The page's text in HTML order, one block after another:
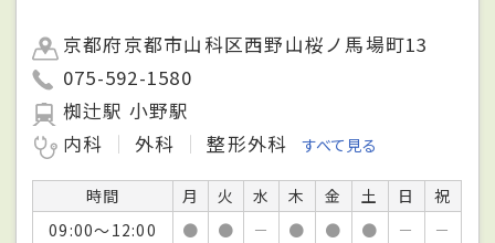
京都府京都市山科区西野山桜ノ馬場町13
075-592-1580
椥辻駅 小野駅
内科
外科 整形外科 すべて見る
時間 月 火 水 木 金 土 日
祝
09:00～12:00
● ● － ● ● ● －
－